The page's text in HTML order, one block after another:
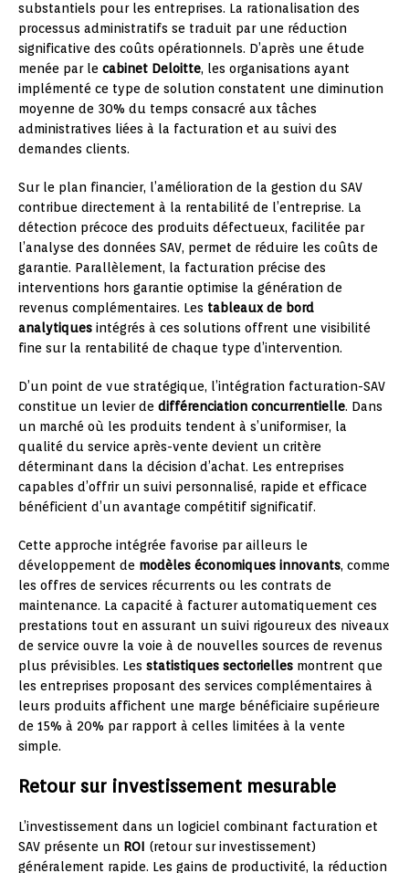
substantiels pour les entreprises. La rationalisation des
processus administratifs se traduit par une réduction
significative des coûts opérationnels. D’après une étude
menée par le cabinet Deloitte, les organisations ayant
implémenté ce type de solution constatent une diminution
moyenne de 30% du temps consacré aux tâches
administratives liées à la facturation et au suivi des
demandes clients.
Sur le plan financier, l’amélioration de la gestion du SAV
contribue directement à la rentabilité de l’entreprise. La
détection précoce des produits défectueux, facilitée par
l’analyse des données SAV, permet de réduire les coûts de
garantie. Parallèlement, la facturation précise des
interventions hors garantie optimise la génération de
revenus complémentaires. Les tableaux de bord
analytiques intégrés à ces solutions offrent une visibilité
fine sur la rentabilité de chaque type d’intervention.
D’un point de vue stratégique, l’intégration facturation-SAV
constitue un levier de différenciation concurrentielle. Dans
un marché où les produits tendent à s’uniformiser, la
qualité du service après-vente devient un critère
déterminant dans la décision d’achat. Les entreprises
capables d’offrir un suivi personnalisé, rapide et efficace
bénéficient d’un avantage compétitif significatif.
Cette approche intégrée favorise par ailleurs le
développement de modèles économiques innovants, comme
les offres de services récurrents ou les contrats de
maintenance. La capacité à facturer automatiquement ces
prestations tout en assurant un suivi rigoureux des niveaux
de service ouvre la voie à de nouvelles sources de revenus
plus prévisibles. Les statistiques sectorielles montrent que
les entreprises proposant des services complémentaires à
leurs produits affichent une marge bénéficiaire supérieure
de 15% à 20% par rapport à celles limitées à la vente
simple.
Retour sur investissement mesurable
L’investissement dans un logiciel combinant facturation et
SAV présente un ROI (retour sur investissement)
généralement rapide. Les gains de productivité, la réduction